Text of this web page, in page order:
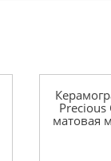
матовая